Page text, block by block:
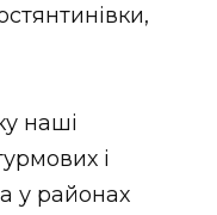
наші
і
у районах